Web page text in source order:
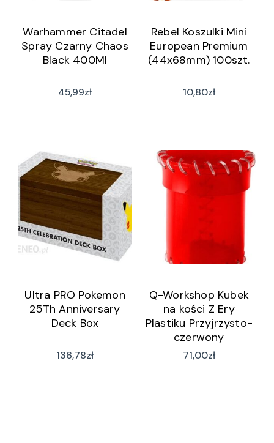
Warhammer Citadel
Spray Czarny Chaos
Black 400Ml
45,99zł
Rebel Koszulki Mini
European Premium
(44x68mm) 100szt.
10,80zł
Ultra PRO Pokemon
25Th Anniversary
Deck Box
136,78zł
Q-Workshop Kubek
na kości Z Ery
Plastiku Przyjrzysto-
czerwony
71,00zł